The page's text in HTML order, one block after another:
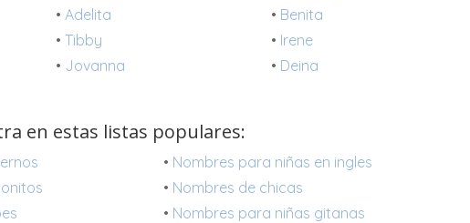
• Adelita • Benita
•Tibby • Irene
• Jovanna • Deina
en estas listas populares:
• Nombres para niñas en ingles
• Nombres de chicas
• Nombres para niñas gitanas